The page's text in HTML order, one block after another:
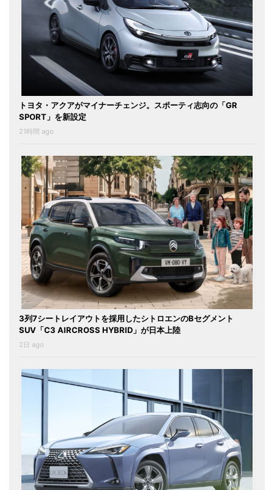
トヨタ・アクアがマイナーチェンジ。スポーティ志向の「GR
SPORT」を新設定
21時間 ago
3列7シートレイアウトを採用したシトロエンのBセグメント
SUV「C3 AIRCROSS HYBRID」が日本上陸
2日 ago